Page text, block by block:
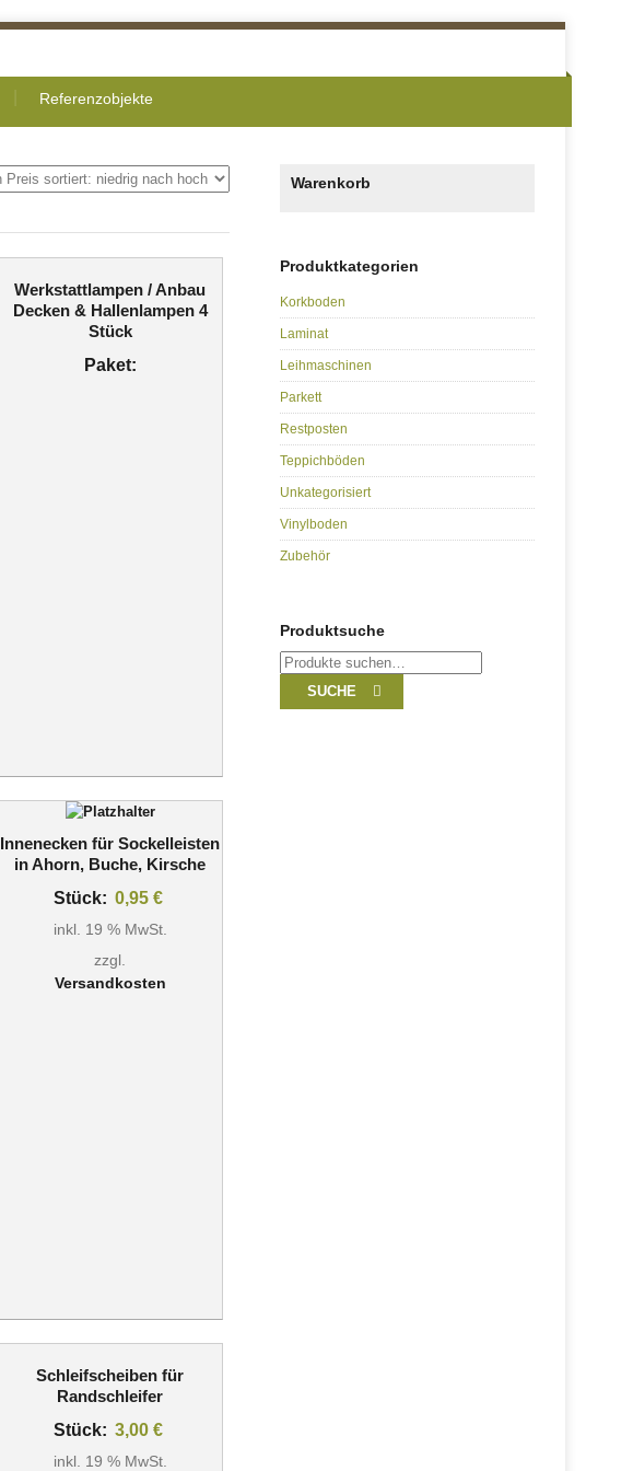
Referenzobjekte
Werkstattlampen / Anbau
Decken & Hallenlampen 4
Stück
Paket:
Innenecken für Sockelleisten
in Ahorn, Buche, Kirsche
Stück: 0,95€
inkl. 19 % MwSt.
zzgl.
Versandkosten
Schleifscheiben für
Randschleifer
Stück: 3,00€
inkl. 19 % MwSt.
Warenkorb
Produktkategorien
Korkboden
Laminat
Leihmaschinen
Parkett
Restposten
Teppichböden
Unkategorisiert
Vinylboden
Zubehör
Produktsuche
Suche
nach:
SUCHE